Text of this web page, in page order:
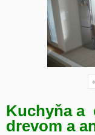
Kuchyňa a
drevom a